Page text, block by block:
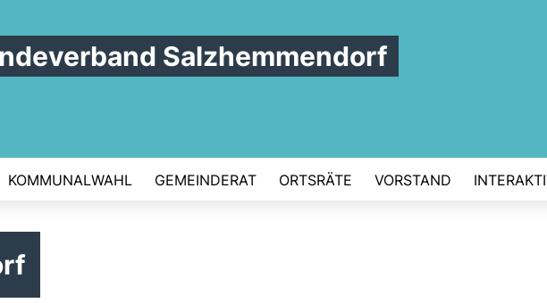
Salzhemmendorf
KOMMUNALWAHL GEMEINDERAT ORTSRÄTE VORSTAND